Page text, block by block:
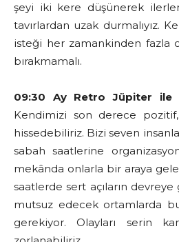
şeyi iki kere düşünerek
tavırlardan uzak durmalıyız.
isteği her zamankinden fazla
bırakmamalı.
09:30 Ay Retro Jüpiter ile
Kendimizi son derece
hissedebiliriz. Bizi seven
sabah saatlerine
mekânda onlarla bir araya
saatlerde sert açıların
mutsuz edecek ortamlarda
gerekiyor. Olayları serin